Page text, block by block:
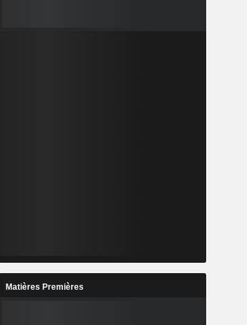
Matières Premières